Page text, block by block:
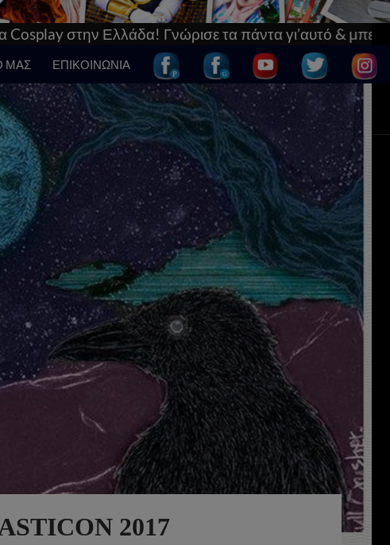
τα πάντα γι’αυτό & μπες στο [Updated]
SKIP TO CONTENT
ΜΑΣ ΕΠΙΚΟΙΝΩΝΙΑ
2017